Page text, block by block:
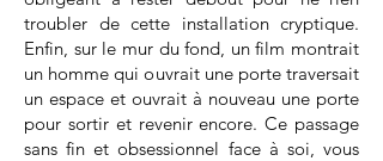
troubler de cette installation cryptique.
Enfin, sur le mur du fond, un film montrait
un homme qui ouvrait une porte traversait
un espace et ouvrait à nouveau une porte
pour sortir et revenir encore. Ce passage
sans fin et obsessionnel face à soi, vous